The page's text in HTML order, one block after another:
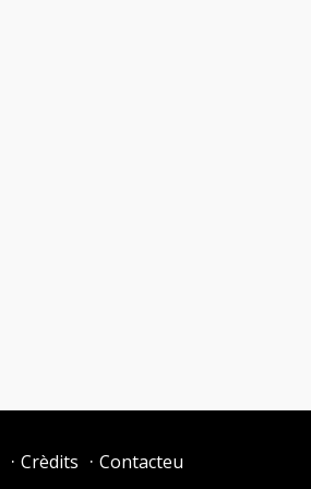
Crèdits Contacteu